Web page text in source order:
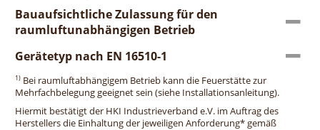
Bauaufsichtliche Zulassung für den
raumluftunabhängigen Betrieb
Gerätetyp nach EN 16510-1
1) Bei raumluftabhängigem Betrieb kann die Feuerstätte zur
Mehrfachbelegung geeignet sein (siehe Installationsanleitung).
Hiermit bestätigt der HKI Industrieverband e.V. im Auftrag des
Herstellers die Einhaltung der jeweiligen Anforderung* gemäß